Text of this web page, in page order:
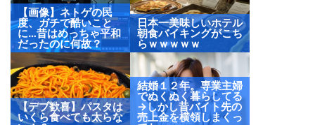
【画像】ネトゲの民
度、ガチで酷いこと
に…昔はめっちゃ平和
だったのに何故？
日本一美味しいホテル
朝食バイキングがこち
らｗｗｗｗｗ
【デブ歓喜】パスタは
いくら食べても太らな
結婚１２年。専業主婦
でぬくぬく暮らしてる
→しかし昔バイト先の
売上金を横領しまくっ